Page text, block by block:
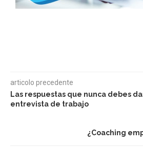
articolo precedente
Las respuestas que nunca debes
entrevista de trabajo
¿Coaching